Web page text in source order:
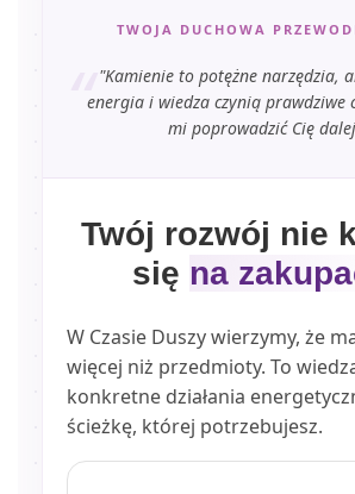
TWOJA DUCHOWA
"Kamienie to potężne narzędzia,
energia i wiedza czynią prawdziwe
mi poprowadzić Cię
Twój rozwój nie
się na
W Czasie Duszy wierzymy, że
więcej niż przedmioty. To
konkretne działania
ścieżkę, której potrzebujesz.